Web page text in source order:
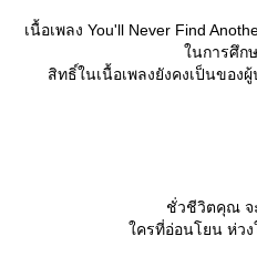
เนื้อเพลง You'll Never Find
นการศึก
สิทธิ์ในเนื้อเพลงยังคงเป็นของ
ชั่วชีวิตคุณ จ
ครที่อ่อนโยน ห่วง